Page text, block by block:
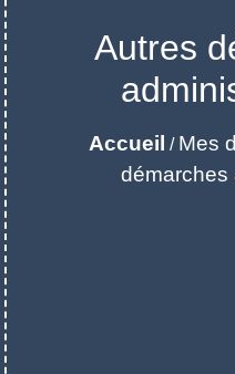
Autres
Accueil / Mes
démarches